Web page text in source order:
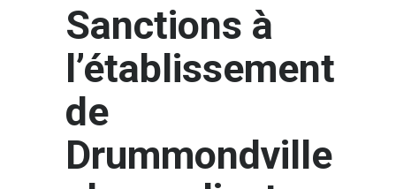
Sanctions à
l’établissement
de
Drummondville